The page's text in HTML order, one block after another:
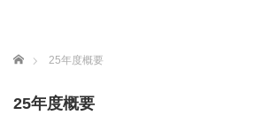
ホーム 25年度概要
25年度概要